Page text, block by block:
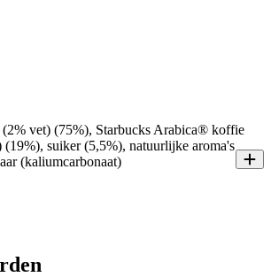
vet) (75%), Starbucks Arabica® koffie
suiker (5,5%), natuurlijke aroma's
(kaliumcarbonaat)